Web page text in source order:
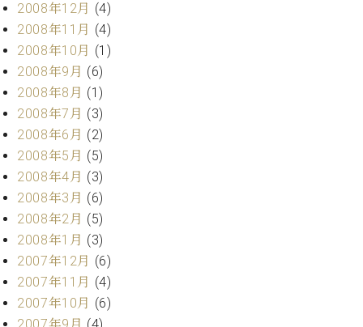
2008年12月 (4)
2008年11月 (4)
2008年10月 (1)
2008年9月 (6)
2008年8月 (1)
2008年7月 (3)
2008年6月 (2)
2008年5月 (5)
2008年4月 (3)
2008年3月 (6)
2008年2月 (5)
2008年1月 (3)
2007年12月 (6)
2007年11月 (4)
2007年10月 (6)